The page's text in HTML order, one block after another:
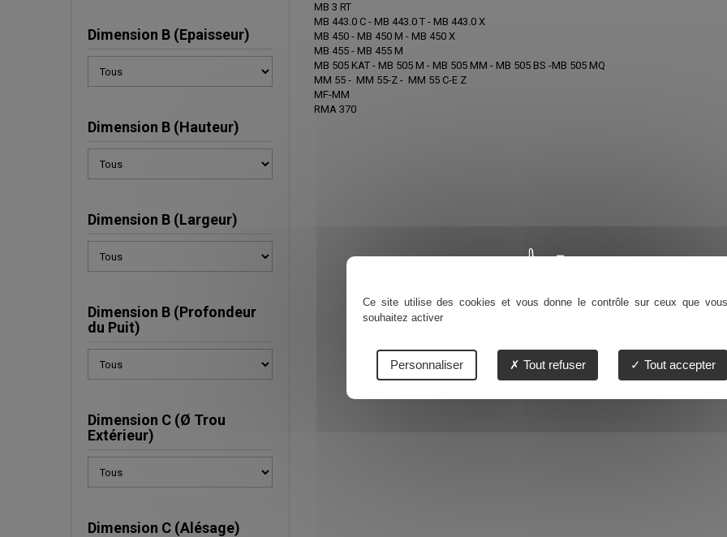
Dimension B (Epaisseur)
Dimension B (Hauteur)
Dimension B (Largeur)
Dimension B (Profondeur
du Puit)
Dimension C (Ø Trou
Extérieur)
Dimension C (Alésage)
MB 3 RT
MB 443.0 C - MB 443.0 T - MB 443.0 X
MB 450 - MB 450 M - MB 450 X
MB 455 - MB 455 M
MB 505 KAT - MB 505 M - MB 505 MM - MB 505 BS -MB 505 MQ
MM 55 - MM 55-Z - MM 55 C-E Z
MF-MM
RMA 370
Ce site utilise des cookies et vous donne le contrôle sur ceux que vous
souhaitez activer
Tout accepter
Tout refuser
Personnaliser